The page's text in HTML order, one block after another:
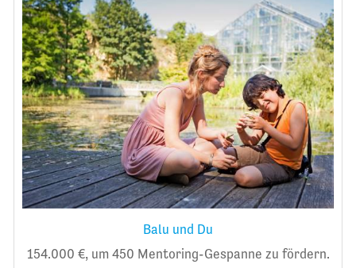
Balu und Du
154.000 €, um 450 Mentoring-Gespanne zu fördern.